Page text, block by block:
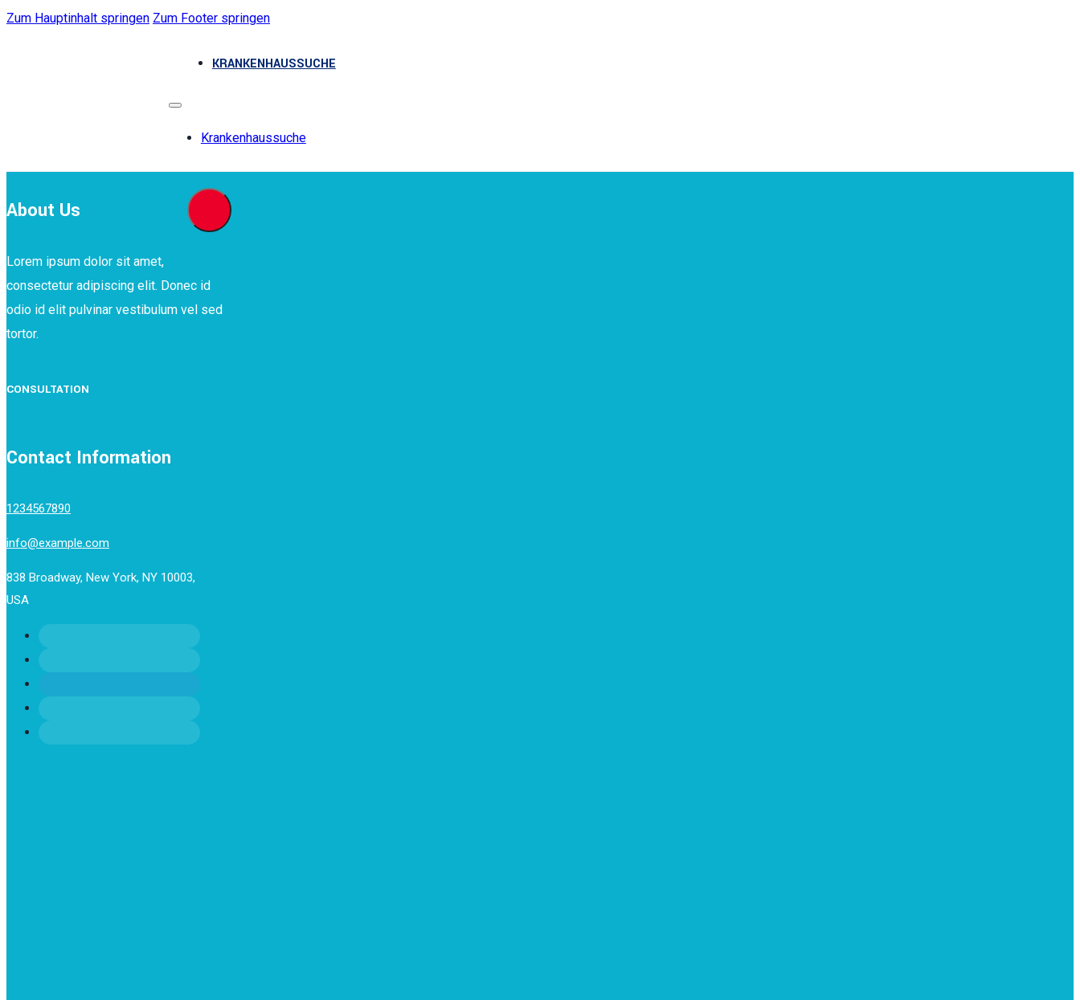
Zum Hauptinhalt springen Zum Footer springen
KRANKENHAUSSUCHE
Krankenhaussuche
About Us
Lorem ipsum dolor sit amet,
consectetur adipiscing elit. Donec id
odio id elit pulvinar vestibulum vel sed
tortor.
CONSULTATION
Contact Information
1234567890
info@example.com
838 Broadway, New York, NY 10003,
USA